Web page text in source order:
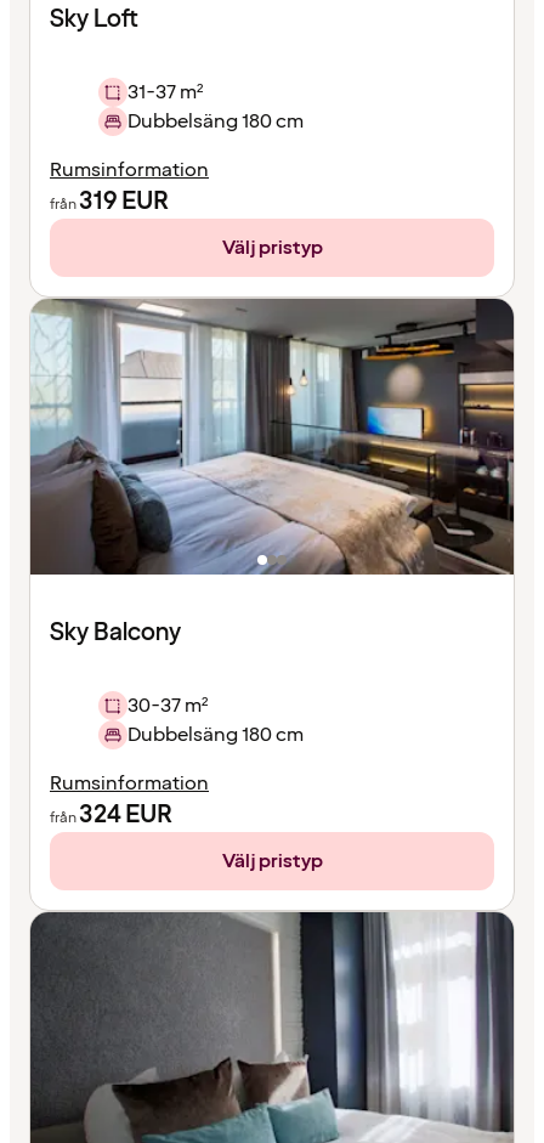
Sky Loft
31-37 m²
Dubbelsäng 180 cm
Rumsinformation
från319EUR
Välj pristyp
Sky Balcony
30-37 m²
Dubbelsäng 180 cm
Rumsinformation
från324EUR
Välj pristyp